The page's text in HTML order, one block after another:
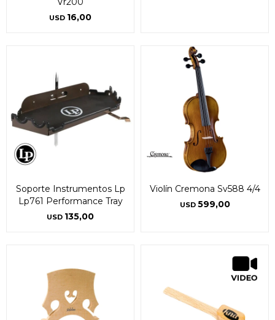
USD 16,00
Soporte Instrumentos Lp
Lp761 Performance Tray
USD 135,00
Violín Cremona Sv588 4/4
USD 599,00